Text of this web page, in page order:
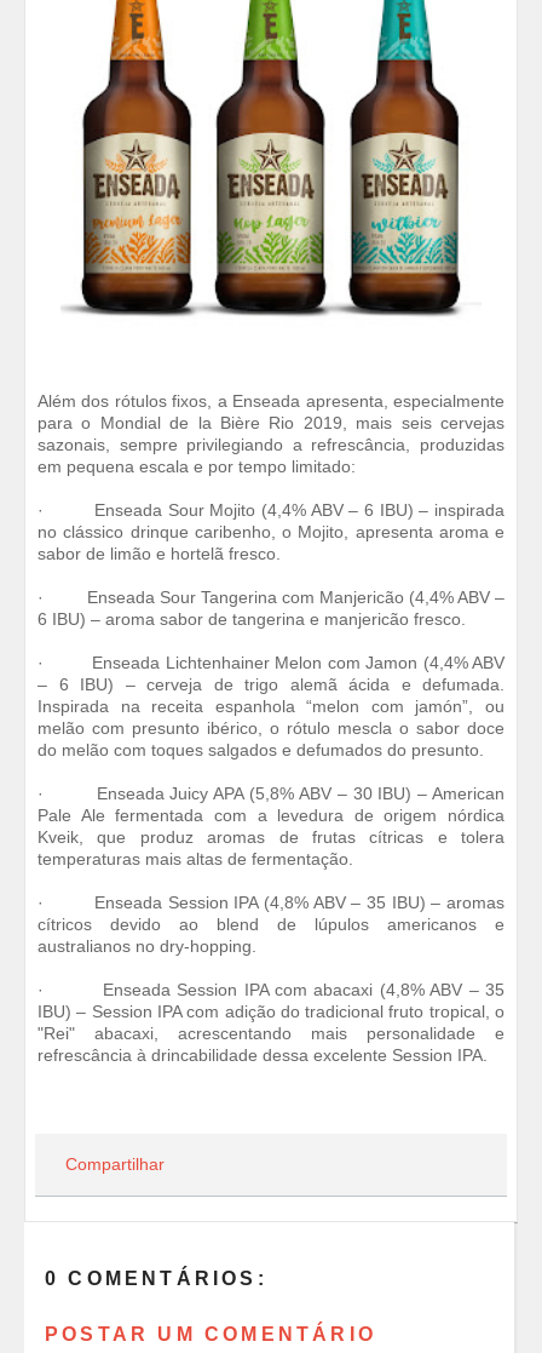
Além dos rótulos fixos, a Enseada apresenta, especialmente
para o Mondial de la Bière Rio 2019, mais seis cervejas
sazonais, sempre privilegiando a refrescância, produzidas
em pequena escala e por tempo limitado:
· Enseada Sour Mojito (4,4% ABV – 6 IBU) – inspirada
no clássico drinque caribenho, o Mojito, apresenta aroma e
sabor de limão e hortelã fresco.
· Enseada Sour Tangerina com Manjericão (4,4% ABV –
6 IBU) – aroma sabor de tangerina e manjericão fresco.
· Enseada Lichtenhainer Melon com Jamon (4,4% ABV
– 6 IBU) – cerveja de trigo alemã ácida e defumada.
Inspirada na receita espanhola “melon com jamón”, ou
melão com presunto ibérico, o rótulo mescla o sabor doce
do melão com toques salgados e defumados do presunto.
· Enseada Juicy APA (5,8% ABV – 30 IBU) – American
Pale Ale fermentada com a levedura de origem nórdica
Kveik, que produz aromas de frutas cítricas e tolera
temperaturas mais altas de fermentação.
· Enseada Session IPA (4,8% ABV – 35 IBU) – aromas
cítricos devido ao blend de lúpulos americanos e
australianos no dry-hopping.
· Enseada Session IPA com abacaxi (4,8% ABV – 35
IBU) – Session IPA com adição do tradicional fruto tropical, o
"Rei" abacaxi, acrescentando mais personalidade e
refrescância à drincabilidade dessa excelente Session IPA.
Compartilhar
0 COMENTÁRIOS:
POSTAR UM COMENTÁRIO